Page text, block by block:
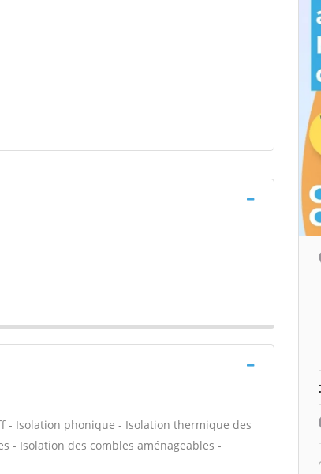
- Isolation phonique - Isolation thermique des
- Isolation des combles aménageables -